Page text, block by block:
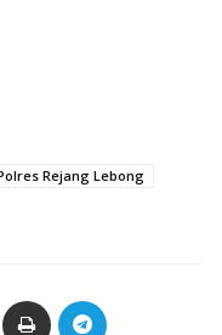
Rejang Lebong